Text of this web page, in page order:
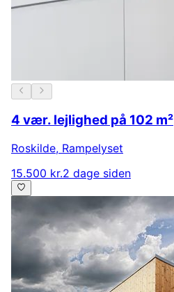
4 vær. lejlighed på 102 m²
Roskilde, Rampelyset
15.500 kr.2 dage siden